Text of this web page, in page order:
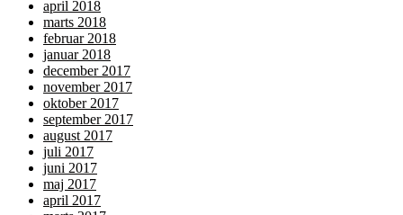
april 2018
marts 2018
februar 2018
januar 2018
december 2017
november 2017
oktober 2017
september 2017
august 2017
juli 2017
juni 2017
maj 2017
april 2017